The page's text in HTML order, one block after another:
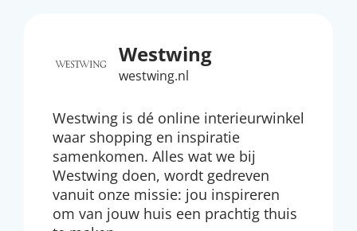
Westwing
westwing.nl
Westwing is dé online interieurwinkel
waar shopping en inspiratie
samenkomen. Alles wat we bij
Westwing doen, wordt gedreven
vanuit onze missie: jou inspireren
om van jouw huis een prachtig thuis